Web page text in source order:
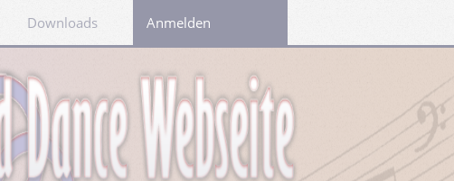
Downloads LinksAnmelden